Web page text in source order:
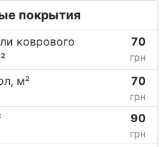
покрытия
коврового
70
грн
м² 70
грн
90
грн